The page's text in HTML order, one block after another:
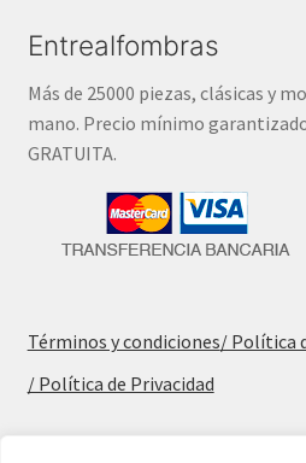
Entrealfombras
Más de 25000 piezas, clásicas y
mano. Precio mínimo
GRATUITA.
Términos y condiciones/ Política
/ Política de Privacidad